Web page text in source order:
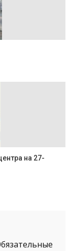
на 27-